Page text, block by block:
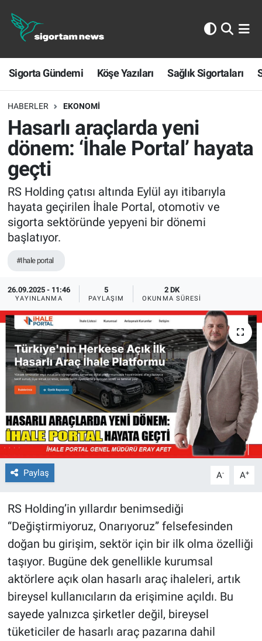
Sigorta Gündemi Köşe Yazıları Sağlık Sigortaları
HABERLER EKONOMI
Hasarlı araçlarda yeni
dönem: ‘İhale Portal’ hayata
geçti
RS Holding çatısı altında Eylül ayı itibarıyla
hayata geçirilen İhale Portal, otomotiv ve
sigorta sektöründe yepyeni bir dönemi
başlatıyor.
#Ihale portal
26.09.2025 - 11:46
YAYINLANMA
5
PAYLAŞIM
2 DK
OKUNMA SÜRESI
Paylaş A- A+
RS Holding’in yıllardır benimsediği
“Değiştirmiyoruz, Onarıyoruz” felsefesinden
doğan bu girişim, sektör için bir ilk olma özelliği
taşıyor. Bugüne dek genellikle kurumsal
aktörlere açık olan hasarlı araç ihaleleri, artık
bireysel kullanıcıların da erişimine açıldı. Bu
sayede yalnızca şirketler değil, bireysel
tüketiciler de hasarlı araç pazarına dahil
Sigorta Gündemi
Köşe Yazıları
Sağlık Sigortaları
Sporun Sigortası
Ekonomi